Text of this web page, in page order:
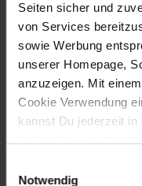
Seiten sicher und
von Services
sowie Werbung
unserer Homepage,
anzuzeigen. Mit
Cookie Verwendung
kannst Du jederzeit in
Notwendig
Sommersalat mit